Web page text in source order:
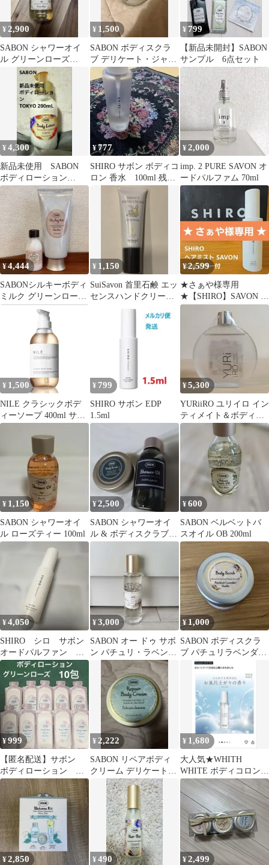
¥ 2,900
SABON シャワーオイ
ル グリーンローズ
300ml
¥ 1,500
SABON ボディスクラ
ブ デリケート・ジャス
ミン
¥ 799
【新品未開封】SABON
サンプル 6点セット
¥4,300
新品未使用 SABON
ボディローション
TOKYO 200mL 日本限
定品
¥777
SHIRO サボン ボディコ
ロン 香水 100ml 残量
半分ほど
¥2,000
imp. 2 PURE SAVON オ
ードパルファム 70ml
¥4,444
SABONシルキーボディ
ミルク グリーンローズ
200ml 50ml
¥ 1,150
SuiSavon 首里石鹸 エッ
センスハンドクリーム
シークヮーサー
¥2,599
★さぁや様専用
★【SHIRO】SAVON ヘ
アミスト 80mL ショッ
¥ 1,500
NILE クラシックボデ
ィーソープ 400ml サボ
ンフルーティ（サボン
ハーモニーの香り）
¥ 799
SHIRO サボン EDP
1.5ml
¥5,300
YURiiRO ユリイロ イン
ティメイト＆ボディオ
イル ピュアサボン
¥ 1,150
SABON シャワーオイ
ル ローズティー 100ml
¥2,500
SABON シャワーオイ
ル & ボディスクラブ
ジェントルマン
¥600
SABON ベルベットバ
スオイル OB 200ml
¥4,050
SHIRO シロ サボン
オードパルファン
40ml
¥3,000
SABON オー ドゥ サボ
ン パチュリ・ラベンダ
ー・バニラ
¥1,000
SABON ボディスクラ
ブ パチュリラベンダー
バニラ 60g
¥999
【匿名配送】サボン
ボディローション グ
リーンローズ サンプ
ル 5ml 付録
¥ 2,222
SABON リペアボディ
クリーム デリケートジ
ャスミン
¥ 1,680
大人気★WHITH
WHITE ボディコロン
サボン100ml
¥2,850 ¥490 ¥2,499